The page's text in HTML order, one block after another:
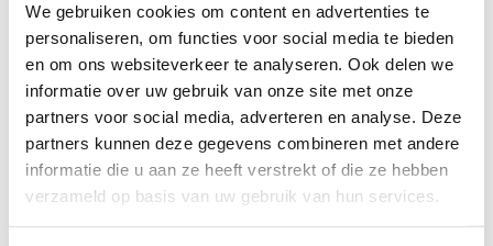
We gebruiken cookies om content en advertenties te
personaliseren, om functies voor social media te bieden
en om ons websiteverkeer te analyseren. Ook delen we
informatie over uw gebruik van onze site met onze
partners voor social media, adverteren en analyse. Deze
partners kunnen deze gegevens combineren met andere
informatie die u aan ze heeft verstrekt of die ze hebben
verzameld op basis van uw gebruik van hun services.
Mechanische onderdelen niet zelf
verwijderen. Specifiek de katalysator eruit halen
verlaagt het bod aanzienlijk, vaak meer dan de
Geef bij de aanvraag de staat door.Rijdt de
auto nog? Heeft hij APK? Is er schade? Zo plant
onze afnemer de juiste ophaalwijze (takelwagen
Bij ophalen:handtekening op het
vrijwaringsbewijs en het bedrag wordt